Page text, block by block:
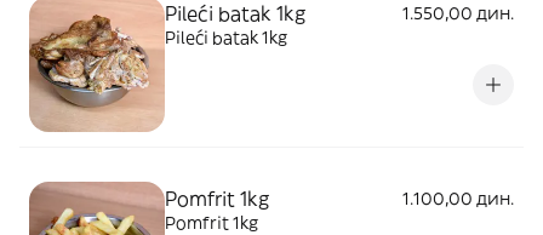
Pileći batak 1kg
1.550,00 дин.
Pileći batak 1kg
Pomfrit 1kg
1.100,00 дин.
Pomfrit 1kg